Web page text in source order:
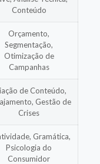
Conteúdo
Orçamento,
Segmentação,
Otimização de
Campanhas
de Conteúdo,
Gestão de
Crises
Gramática,
Psicologia do
Consumidor